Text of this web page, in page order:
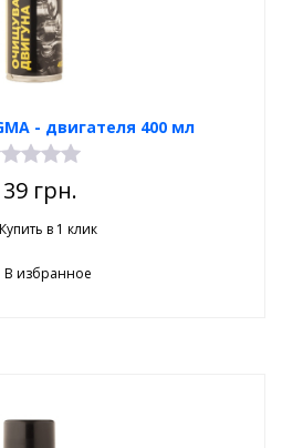
- двигателя 400 мл
грн.
Купить в 1 клик
В избранное